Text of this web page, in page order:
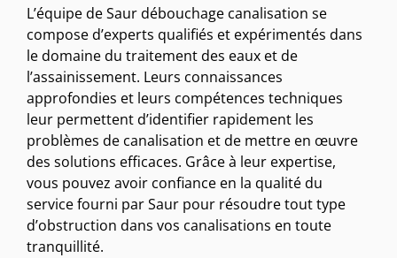
L’équipe de Saur débouchage canalisation se
compose d’experts qualifiés et expérimentés dans
le domaine du traitement des eaux et de
l’assainissement. Leurs connaissances
approfondies et leurs compétences techniques
leur permettent d’identifier rapidement les
problèmes de canalisation et de mettre en œuvre
des solutions efficaces. Grâce à leur expertise,
vous pouvez avoir confiance en la qualité du
service fourni par Saur pour résoudre tout type
d’obstruction dans vos canalisations en toute
tranquillité.